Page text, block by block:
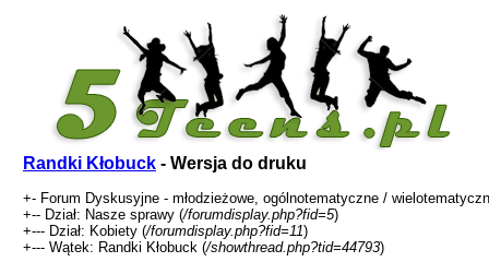
Randki Kłobuck - Wersja do druku
+- Forum Dyskusyjne - młodzieżowe, ogólnotematyczne /
+-- Dział: Nasze sprawy (/forumdisplay.php?fid=5)
+--- Dział: Kobiety (/forumdisplay.php?fid=11)
+--- Wątek: Randki Kłobuck (/showthread.php?tid=44793)